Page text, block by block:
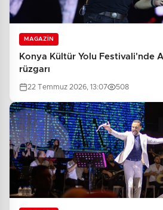
MAGAZİN
Konya Kültür Yolu Festivali'nde
rüzgarı
22 Temmuz 2026, 13:07 508